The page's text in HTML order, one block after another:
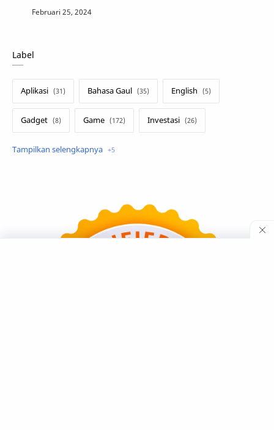
Label
Aplikasi Bahasa Gaul English
Gadget Game Investasi
Lirik Terjemahan